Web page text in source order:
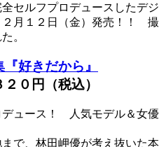
全セルフプロデュースしたデジ
２月１２日（金）発売！！ 撮
。
好きだから』
０円（税込）
デュース！ 人気モデル＆女優
で、林田岬優が考え抜いた本